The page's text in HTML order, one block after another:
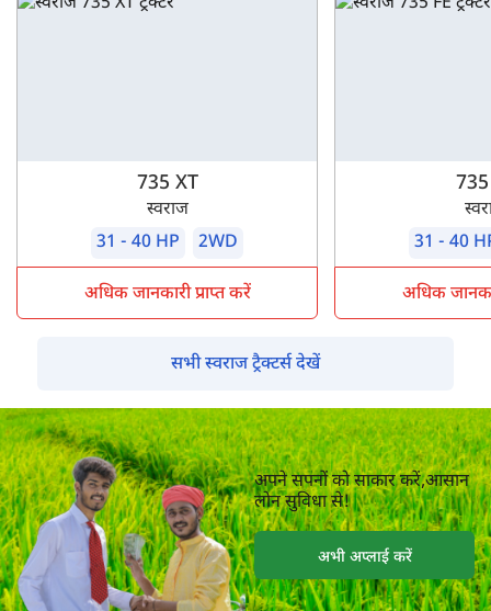
735 XT
स्वराज
31 - 40 HP
2WD
अधिक जानकारी प्राप्त करें
735
31 - 40
अधिक
सभी स्वराज ट्रैक्टर्स देखें
अपने सपनों को साकार करें,आसान
लोन सुविधा से!
अभी अप्लाई करें